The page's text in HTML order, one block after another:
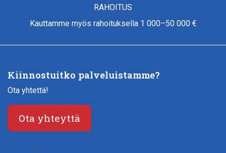
RAHOITUS
Kauttamme myös rahoituksella 1 000–50 000 €
Kiinnostuitko palveluistamme?
Ota yhtettä!
Ota yhteyttä